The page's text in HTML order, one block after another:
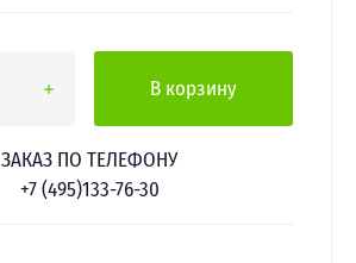
В корзину
ЗАКАЗ ПО ТЕЛЕФОНУ
+7 (495)133-76-30